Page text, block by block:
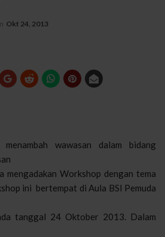
Okt 24, 2013
wawasan dalam bidang
mengadakan Workshop dengan tema
ini bertempat di Aula BSI Pemuda
tanggal 24 Oktober 2013. Dalam